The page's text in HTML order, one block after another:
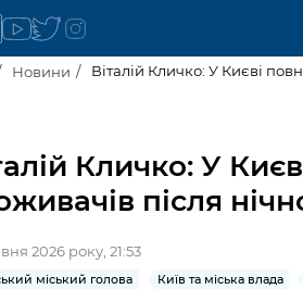
Київська міська рада
КМДА
послуги
Пільги,
Паспорт,
Новини Віталій Кличко: У Києві
Кличко: У
після
2026 року, 21:53
міський голова Київ та міська влада